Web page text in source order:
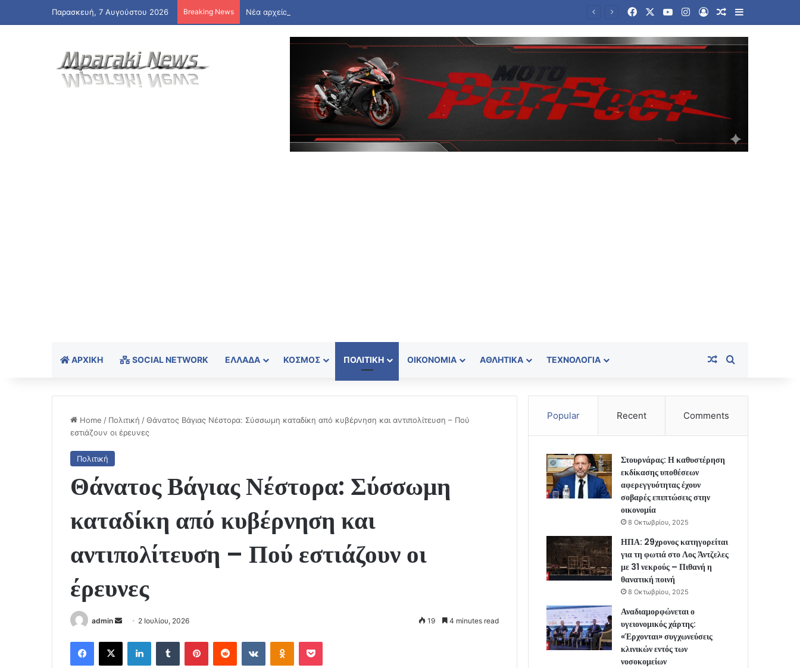
Παρασκευή, 7 Αυγούστου 2026 Breaking News FacebookYouTubeInstagram
Log InRandom Article
Sidebar
ΑΡΧΙΚΉ SOCIAL NETWORK ΕΛΛΆΔΑ ΚΌΣΜΟΣ ΠΟΛΙΤΙΚΉ ΟΙΚΟΝΟΜΊΑ ΑΘΛΗΤΙΚΆ ΤΕΧΝΟΛΟΓΊΑ Random Article
Home / Πολιτική /Θάνατος Βάγιας Νέστορα: Σύσσωμη καταδίκη από κυβέρνηση και αντιπολίτευση – Πού
εστιάζουν οι έρευνες
Πολιτική
Θάνατος Βάγιας Νέστορα: Σύσσωμη
καταδίκη από κυβέρνηση και
αντιπολίτευση – Πού εστιάζουν οι
έρευνες
admin
Send
email
2 Ιουλίου, 2026 19 4 minutes read
Facebook
X LinkedInTumblr PinterestReddit VKontakteOdnoklassniki
Pocket
Popular Recent Comments
Στουρνάρας: Η καθυστέρηση
εκδίκασης υποθέσεων
αφερεγγυότητας έχουν
σοβαρές επιπτώσεις στην
οικονομία
8 Οκτωβρίου, 2025
ΗΠΑ: 29χρονος κατηγορείται
για τη φωτιά στο Λος Άντζελες
με 31 νεκρούς – Πιθανή η
θανατική ποινή
8 Οκτωβρίου, 2025
Αναδιαμορφώνεται ο
υγειονομικός χάρτης:
«Έρχονται» συγχωνεύσεις
κλινικών εντός των
νοσοκομείων